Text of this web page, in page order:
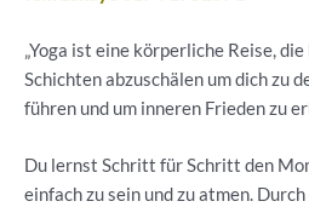
„Yoga ist eine körperliche Reise,
Schichten abzuschälen um dich zu
führen und um inneren Frieden zu
Du lernst Schritt für Schritt den
einfach zu sein und zu atmen.